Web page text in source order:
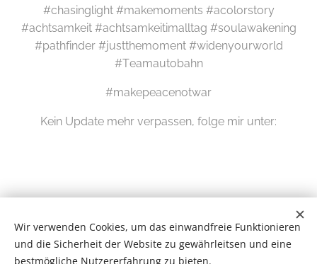
#chasinglight #makemoments #acolorstory
#achtsamkeit #achtsamkeitimalltag #soulawakening
#pathfinder #justthemoment #widenyourworld
#Teamautobahn
#makepeacenotwar
Kein Update mehr verpassen, folge mir unter:
Wir verwenden Cookies, um das einwandfreie Funktionieren
und die Sicherheit der Website zu gewährleitsen und eine
bestmögliche Nutzererfahrung zu bieten.